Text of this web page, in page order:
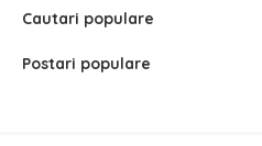
Cautari populare
Postari populare